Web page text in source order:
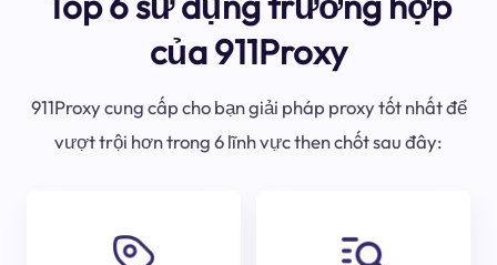
của 911Proxy
911Proxy cung cấp cho bạn giải pháp proxy tốt nhất để
vượt trội hơn trong 6 lĩnh vực then chốt sau đây: